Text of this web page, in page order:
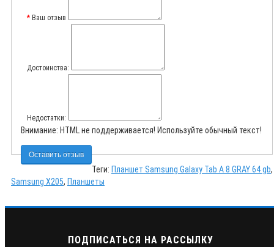
Ваш отзыв
Достоинства:
Недостатки:
Внимание: HTML не поддерживается! Используйте обычный текст!
Оставить отзыв
Теги: Планшет Samsung Galaxy Tab A 8 GRAY 64 gb,
Samsung X205, Планшеты
ПОДПИСАТЬСЯ НА РАССЫЛКУ